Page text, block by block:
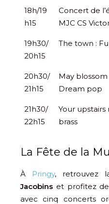
18h/19
h15
Concert de
MJC CS
19h30/
20h15
The town :
20h30/
21h15
May
Dream pop
21h30/
22h15
Your upstairs
brass
La Fête de la
À Pringy, retrouvez
Jacobins et profitez
avec cinq concerts